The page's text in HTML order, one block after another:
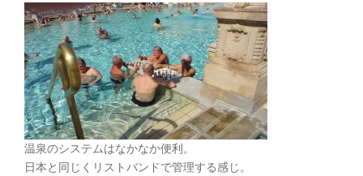
温泉のシステムはなかなか便利。
日本と同じくリストバンドで管理する感じ。